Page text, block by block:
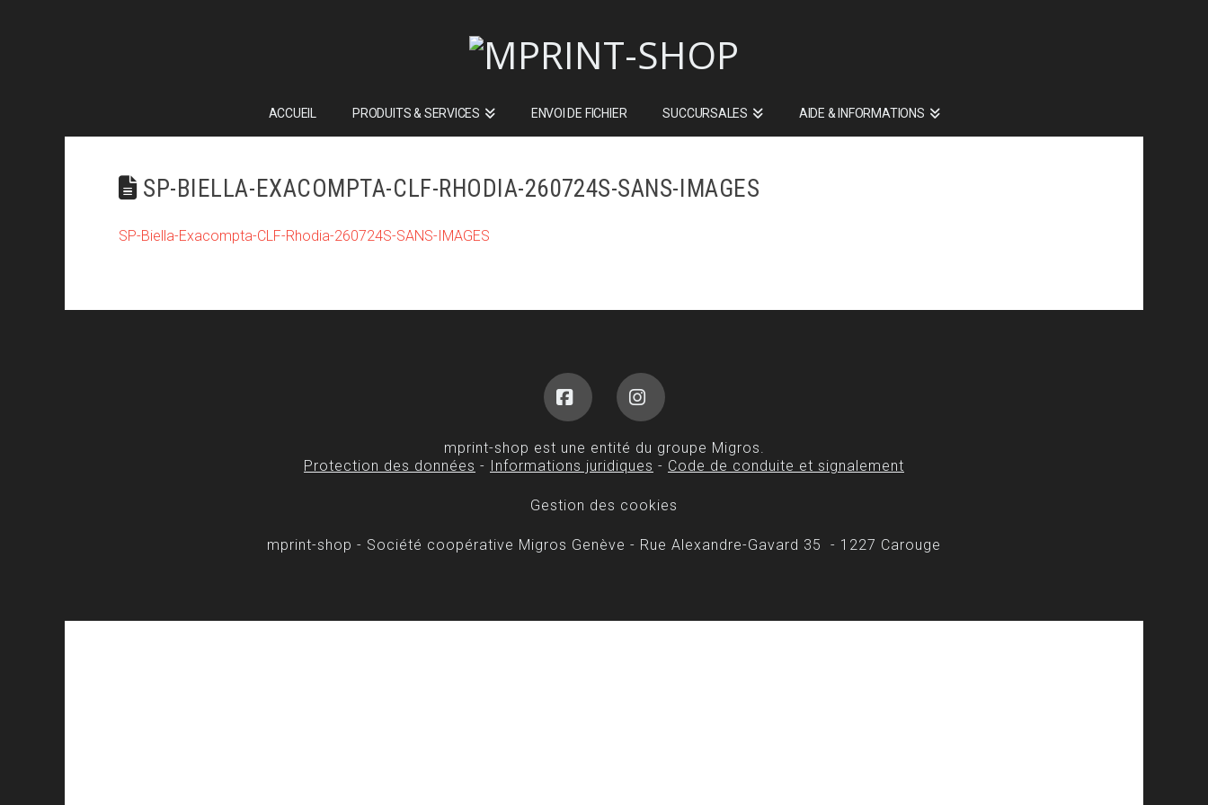
ACCUEIL PRODUITS & SERVICES ENVOI DE FICHIER SUCCURSALES AIDE & INFORMATIONS
SP-BIELLA-EXACOMPTA-CLF-RHODIA-260724S-SANS-IMAGES
SP-Biella-Exacompta-CLF-Rhodia-260724S-SANS-IMAGES
FacebookInstagram
mprint-shop est une entité du groupe Migros.
Protection des données - Informations juridiques - Code de conduite et signalement
Gestion des cookies
mprint-shop - Société coopérative Migros Genève - Rue Alexandre-Gavard 35 - 1227 Carouge